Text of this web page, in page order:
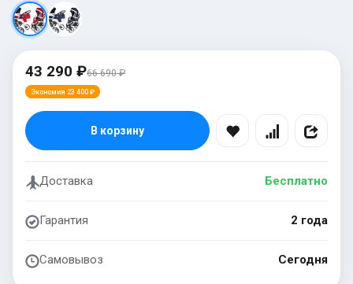
43 290 ₽66 690 ₽
Экономия 23 400 ₽
В корзину
Доставка Бесплатно
Гарантия 2 года
Самовывоз Сегодня